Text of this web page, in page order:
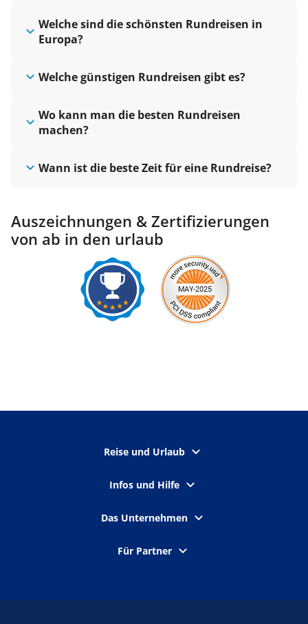
Welche sind die schönsten Rundreisen in
Europa?
Welche günstigen Rundreisen gibt es?
Wo kann man die besten Rundreisen
machen?
Wann ist die beste Zeit für eine Rundreise?
Auszeichnungen & Zertifizierungen
von ab in den urlaub
Reise und Urlaub
Infos und Hilfe
Das Unternehmen
Für Partner